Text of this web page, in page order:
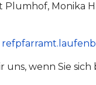
Monika
wenn Sie sich